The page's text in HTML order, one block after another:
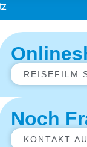
REISEFILM
Noch
KONTAKT